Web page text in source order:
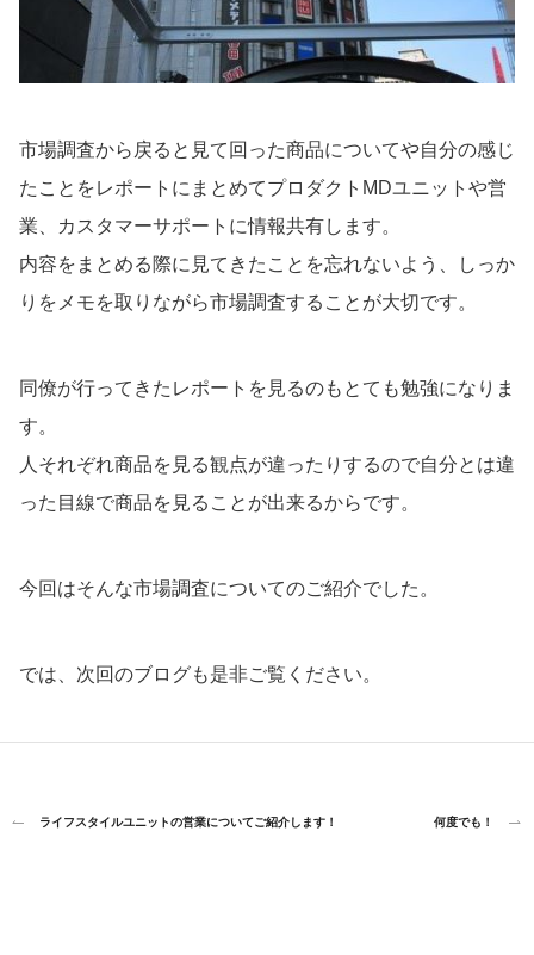
市場調査から戻ると見て回った商品についてや自分の感じ
たことをレポートにまとめてプロダクトMDユニットや営
業、カスタマーサポートに情報共有します。
内容をまとめる際に見てきたことを忘れないよう、しっか
りをメモを取りながら市場調査することが大切です。
同僚が行ってきたレポートを見るのもとても勉強になりま
す。
人それぞれ商品を見る観点が違ったりするので自分とは違
った目線で商品を見ることが出来るからです。
今回はそんな市場調査についてのご紹介でした。
では、次回のブログも是非ご覧ください。
ライフスタイルユニットの営業についてご紹介します！ 何度でも！